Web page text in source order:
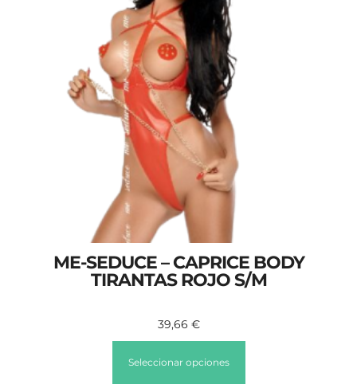
ME-SEDUCE – CAPRICE BODY
TIRANTAS ROJO S/M
39,66 €
Seleccionar opciones